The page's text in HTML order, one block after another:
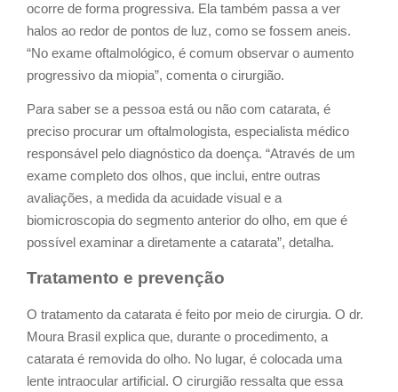
ocorre de forma progressiva. Ela também passa a ver
halos ao redor de pontos de luz, como se fossem aneis.
“No exame oftalmológico, é comum observar o aumento
progressivo da miopia”, comenta o cirurgião.
Para saber se a pessoa está ou não com catarata, é
preciso procurar um oftalmologista, especialista médico
responsável pelo diagnóstico da doença. “Através de um
exame completo dos olhos, que inclui, entre outras
avaliações, a medida da acuidade visual e a
biomicroscopia do segmento anterior do olho, em que é
possível examinar a diretamente a catarata”, detalha.
Tratamento e prevenção
O tratamento da catarata é feito por meio de cirurgia. O dr.
Moura Brasil explica que, durante o procedimento, a
catarata é removida do olho. No lugar, é colocada uma
lente intraocular artificial. O cirurgião ressalta que essa